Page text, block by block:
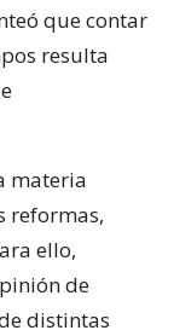
que contar
resulta
materia
reformas,
ello,
de
distintas